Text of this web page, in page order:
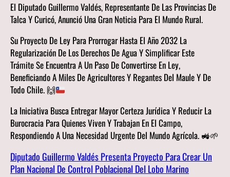
El Diputado Guillermo Valdés, Representante De Las Provincias De
Talca Y Curicó, Anunció Una Gran Noticia Para El Mundo Rural.
Su Proyecto De Ley Para Prorrogar Hasta El Año 2032 La
Regularización De Los Derechos De Agua Y Simplificar Este
Trámite Se Encuentra A Un Paso De Convertirse En Ley,
Beneficiando A Miles De Agricultores Y Regantes Del Maule Y De
Todo Chile. 🙌
La Iniciativa Busca Entregar Mayor Certeza Jurídica Y Reducir La
Burocracia Para Quienes Viven Y Trabajan En El Campo,
Respondiendo A Una Necesidad Urgente Del Mundo Agrícola. 🚜🌱
Diputado Guillermo Valdés Presenta Proyecto Para Crear Un
Plan Nacional De Control Poblacional Del Lobo Marino